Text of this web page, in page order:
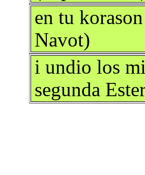
en tu
Navot)
i undio los
segunda